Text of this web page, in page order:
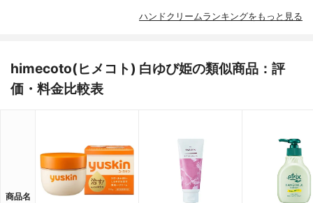
ハンドクリームランキングをもっと見る
himecoto(ヒメコト) 白ゆび姫の類似商品：評
価・料金比較表
商品名